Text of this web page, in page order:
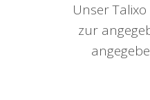
Unser
zur